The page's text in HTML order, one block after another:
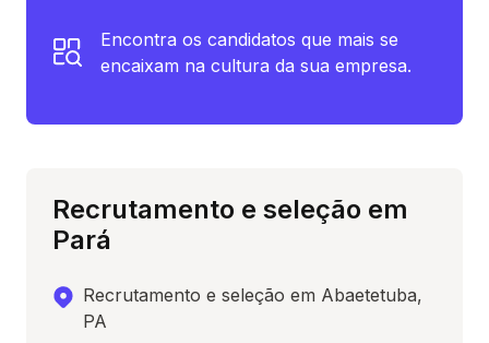
Encontra os candidatos que mais se
encaixam na cultura da sua empresa.
Recrutamento e seleção em
Pará
Recrutamento e seleção em Abaetetuba,
PA